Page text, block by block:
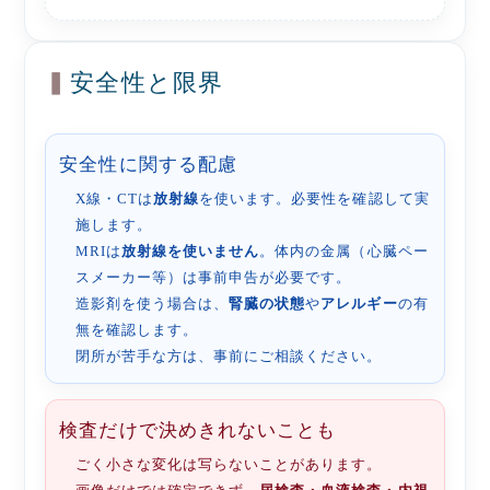
安全性と限界
安全性に関する配慮
X線・CTは放射線を使います。必要性を確認して実
施します。
MRIは放射線を使いません 。体内の金属（心臓ペー
スメーカー等）は事前申告が必要です。
造影剤を使う場合は、腎臓の状態やアレルギーの有
無を確認します。
閉所が苦手な方は、事前にご相談ください。
検査だけで決めきれないことも
ごく小さな変化は写らないことがあります。